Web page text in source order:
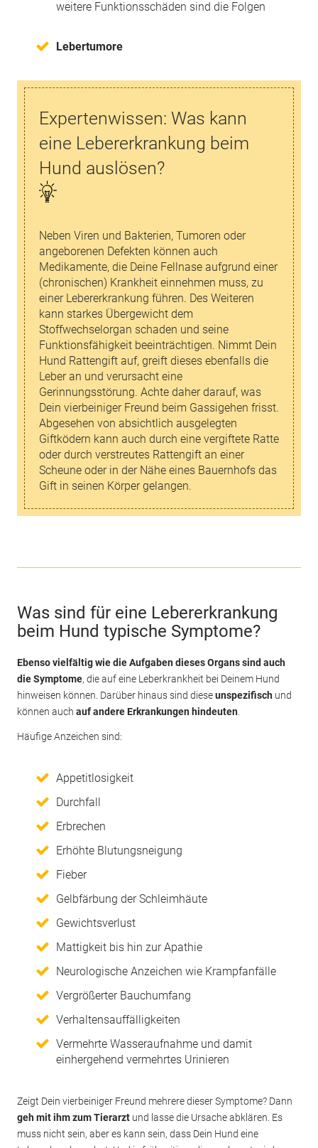
weitere Funktionsschäden sind die Folgen
Lebertumore
Expertenwissen: Was kann
eine Lebererkrankung beim
Hund auslösen?
Neben Viren und Bakterien, Tumoren oder
angeborenen Defekten können auch
Medikamente, die Deine Fellnase aufgrund einer
(chronischen) Krankheit einnehmen muss, zu
einer Lebererkrankung führen. Des Weiteren
kann starkes Übergewicht dem
Stoffwechselorgan schaden und seine
Funktionsfähigkeit beeinträchtigen. Nimmt Dein
Hund Rattengift auf, greift dieses ebenfalls die
Leber an und verursacht eine
Gerinnungsstörung. Achte daher darauf, was
Dein vierbeiniger Freund beim Gassigehen frisst.
Abgesehen von absichtlich ausgelegten
Giftködern kann auch durch eine vergiftete Ratte
oder durch verstreutes Rattengift an einer
Scheune oder in der Nähe eines Bauernhofs das
Gift in seinen Körper gelangen.
Was sind für eine Lebererkrankung
beim Hund typische Symptome?
Ebenso vielfältig wie die Aufgaben dieses Organs sind auch
die Symptome, die auf eine Leberkrankheit bei Deinem Hund
hinweisen können. Darüber hinaus sind dieseunspezifisch und
können auch auf andere Erkrankungen hindeuten
Häufige Anzeichen sind:
Appetitlosigkeit
Durchfall
Erbrechen
Erhöhte Blutungsneigung
Fieber
Gelbfärbung der Schleimhäute
Gewichtsverlust
Mattigkeit bis hin zur Apathie
Neurologische Anzeichen wie Krampfanfälle
Vergrößerter Bauchumfang
Verhaltensauffälligkeiten
Vermehrte Wasseraufnahme und damit
einhergehend vermehrtes Urinieren
Zeigt Dein vierbeiniger Freund mehrere dieser Symptome? Dann
geh mit ihm zum Tierarzt und lasse die Ursache abklären. Es
muss nicht sein, aber es kann sein, dass Dein Hund eine